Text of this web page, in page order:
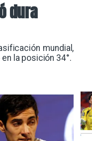
dura
mundial,
la posición 34°.